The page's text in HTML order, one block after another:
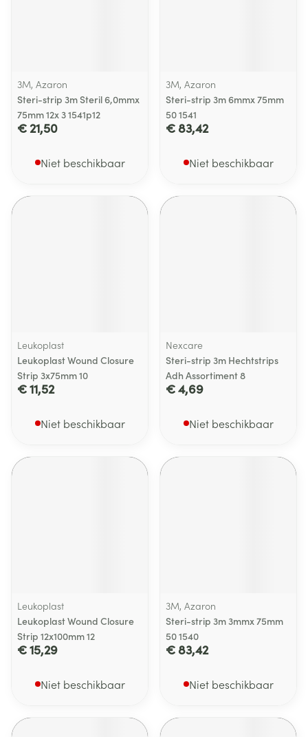
3M, Azaron
Steri-strip 3m Steril 6,0mmx
75mm 12x 3 1541p12
€ 21,50
Niet beschikbaar
3M, Azaron
Steri-strip 3m 6mmx 75mm
50 1541
€ 83,42
Niet beschikbaar
Leukoplast
Leukoplast Wound Closure
Strip 3x75mm 10
€ 11,52
Niet beschikbaar
Nexcare
Steri-strip 3m Hechtstrips
Adh Assortiment 8
€ 4,69
Niet beschikbaar
Leukoplast
Leukoplast Wound Closure
Strip 12x100mm 12
€ 15,29
Niet beschikbaar
3M, Azaron
Steri-strip 3m 3mmx 75mm
50 1540
€ 83,42
Niet beschikbaar